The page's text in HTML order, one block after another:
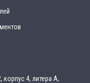
корпус 4, литера А,